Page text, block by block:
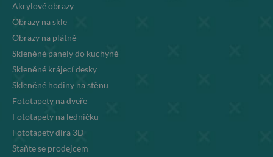
Akrylové obrazy
Obrazy na skle
Obrazy na plátně
Skleněné panely do kuchyně
Skleněné krájecí desky
Skleněné hodiny na stěnu
Fototapety na dveře
Fototapety na ledničku
Fototapety díra 3D
Staňte se prodejcem